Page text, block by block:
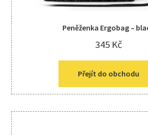
Peněženka Ergobag –
345 Kč
Přejít do obchodu